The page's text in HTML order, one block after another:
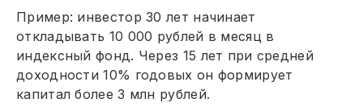
Пример: инвестор 30 лет начинает
откладывать 10 000 рублей в месяц в
индексный фонд. Через 15 лет при средней
доходности 10% годовых он формирует
капитал более 3 млн рублей.